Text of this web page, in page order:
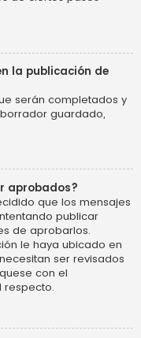
la publicación de
serán completados y
guardado,
aprobados?
que los mensajes
publicar
de aprobarlos.
le haya ubicado en
ser revisados
con el
respecto.